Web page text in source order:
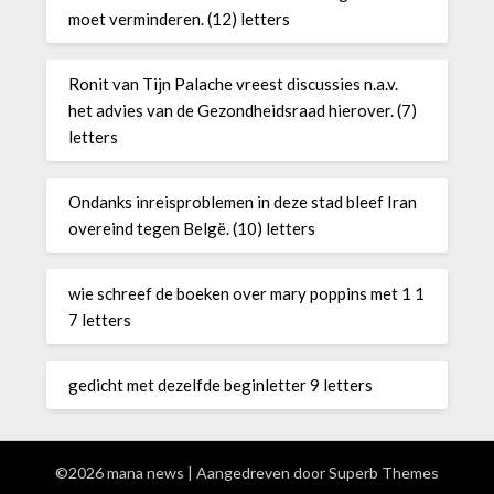
moet verminderen. (12) letters
Ronit van Tijn Palache vreest discussies n.a.v.
het advies van de Gezondheidsraad hierover. (7)
letters
Ondanks inreisproblemen in deze stad bleef Iran
overeind tegen Belgë. (10) letters
wie schreef de boeken over mary poppins met 1 1
7 letters
gedicht met dezelfde beginletter 9 letters
©2026 mana news | Aangedreven doorSuperb Themes